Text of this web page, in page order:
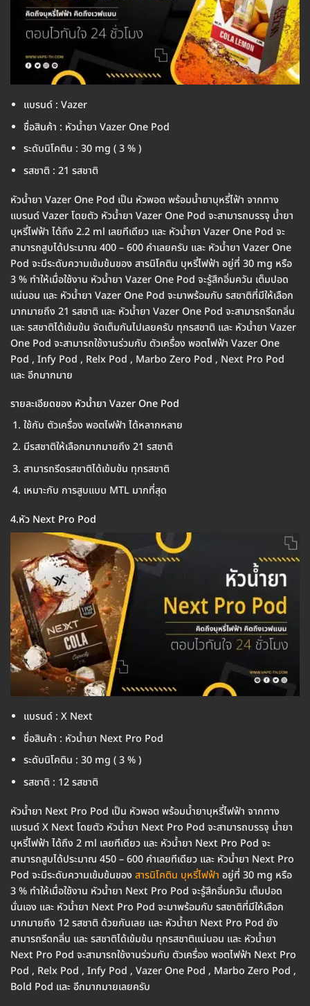
แบรนด์ : Vazer
ชื่อสินค้า : หัวน้ำยา Vazer One Pod
ระดับนิโคติน : 30 mg ( 3 % )
รสชาติ : 21 รสชาติ
หัวน้ำยา Vazer One Pod เป็น หัวพอต พร้อมน้ำยาบุหรี่ไฟ้า จากทาง
แบรนด์ Vazer โดยตัว หัวน้ำยา Vazer One Pod จะสามารถบรรจุ น้ำยา
บุหรี่ไฟฟ้า ได้ถึง 2.2 ml เลยทีเดียว และ หัวน้ำยา Vazer One Pod จะ
สามารถสูบได้ประมาณ 400 – 600 คำเลยครับ และ หัวน้ำยา Vazer One
Pod จะมีระดับความเข้มข้นของ สารนิโคติน บุหรี่ไฟฟ้า อยู่ที่ 30 mg หรือ
3 % ทำให้เมื่อใช้งาน หัวน้ำยา Vazer One Pod จะรู้สึกอิ่มควัน เต็มปอด
แน่นอน และ หัวน้ำยา Vazer One Pod จะมาพร้อมกับ รสชาติที่มีให้เลือก
มากมายถึง 21 รสชาติ และ หัวน้ำยา Vazer One Pod จะสามารถรีดกลิ่น
และ รสชาติได้เข้มข้น จัดเต็มกันไปเลยครับ ทุกรสชาติ และ หัวน้ำยา Vazer
One Pod จะสามารถใช้งานร่วมกับ ตัวเครื่อง พอตไฟฟ้า Vazer One
Pod , Infy Pod , Relx Pod , Marbo Zero Pod , Next Pro Pod
และ อีกมากมาย
รายละเอียดของ หัวน้ำยา Vazer One Pod
ใช้กับ ตัวเครื่อง พอตไฟฟ้า ได้หลากหลาย
มีรสชาติให้เลือกมากมายถึง 21 รสชาติ
สามารถรีดรสชาติได้เข้มข้น ทุกรสชาติ
เหมาะกับ การสูบแบบ MTL มากที่สุด
4.หัว Next Pro Pod
แบรนด์ : X Next
ชื่อสินค้า : หัวน้ำยา Next Pro Pod
ระดับนิโคติน : 30 mg ( 3 % )
รสชาติ : 12 รสชาติ
หัวน้ำยา Next Pro Pod เป็น หัวพอต พร้อมน้ำยาบุหรี่ไฟฟ้า จากทาง
แบรนด์ X Next โดยตัว หัวน้ำยา Next Pro Pod จะสามารถบรรจุ น้ำยา
บุหรี่ไฟฟ้า ได้ถึง 2 ml เลยทีเดียว และ หัวน้ำยา Next Pro Pod จะ
สามารถสูบได้ประมาณ 450 – 600 คำเลยทีเดียว และ หัวน้ำยา Next Pro
Pod จะมีระดับความเข้มข้นของ สารนิโคติน บุหรี่ไฟฟ้า อยู่ที่ 30 mg หรือ
3 % ทำให้เมื่อใช้งาน หัวน้ำยา Next Pro Pod จะรู้สึกอิ่มควัน เต็มปอด
นั่นเอง และ หัวน้ำยา Next Pro Pod จะมาพร้อมกับ รสชาติที่มีให้เลือก
มากมายถึง 12 รสชาติ ด้วยกันเลย และ หัวน้ำยา Next Pro Pod ยัง
สามารถรีดกลิ่น และ รสชาติได้เข้มข้น ทุกรสชาติแน่นอน และ หัวน้ำยา
Next Pro Pod จะสามารถใช้งานร่วมกับ ตัวเครื่อง พอตไฟฟ้า Next Pro
Pod , Relx Pod , Infy Pod , Vazer One Pod , Marbo Zero Pod ,
Bold Pod และ อีกมากมายเลยครับ